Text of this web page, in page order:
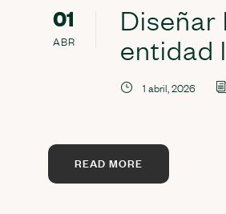
01
ABR
Diseñar
entidad
1 abril, 2026
READ MORE